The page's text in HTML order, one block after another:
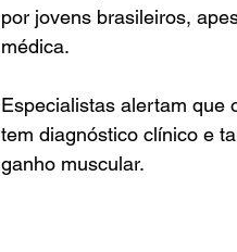
por jovens brasileiros,
médica.
Especialistas alertam que
tem diagnóstico clínico e
ganho muscular.